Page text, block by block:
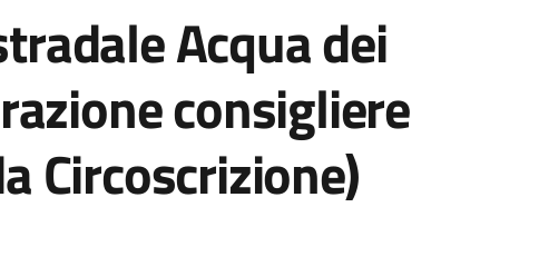
Acqua dei
consigliere
Circoscrizione)